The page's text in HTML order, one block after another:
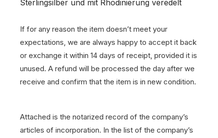
Sterlingsilber und mit Rhodinierung veredelt
If for any reason the item doesn’t meet your
expectations, we are always happy to accept it back
or exchange it within 14 days of receipt, provided it is
unused. A refund will be processed the day after we
receive and confirm that the item is in new condition.
Attached is the notarized record of the company’s
articles of incorporation. In the list of the company’s